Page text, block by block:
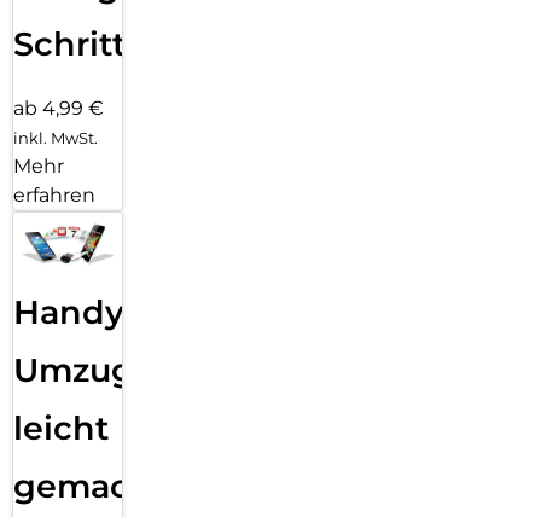
Schritten
ab 4,99 €
inkl. MwSt.
Mehr
erfahren
Handy
Umzug
leicht
gemacht!